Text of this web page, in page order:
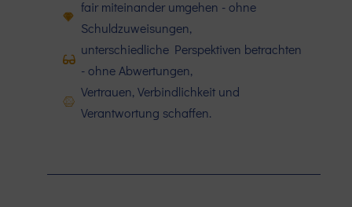
fair miteinander umgehen - ohne
Schuldzuweisungen,
unterschiedliche Perspektiven betrachten
- ohne Abwertungen,
Vertrauen, Verbindlichkeit und
Verantwortung schaffen.